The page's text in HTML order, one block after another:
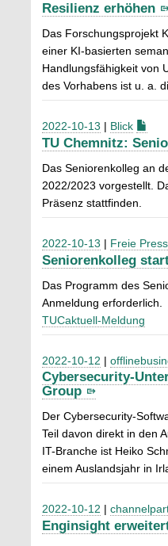
Resilienz erhöhen
Das Forschungsprojekt
einer KI-basierten
Handlungsfähigkeit von
des Vorhabens ist u. a.
2022-10-13 | Blick
TU Chemnitz:
Das Seniorenkolleg an
2022/2023 vorgestellt.
Präsenz stattfinden.
2022-10-13 | Freie
Seniorenkolleg
Das Programm des
Anmeldung erforderlich.
TUCaktuell-Meldung
2022-10-12 |
Cybersecurity-
Group
Der Cybersecurity-
Teil davon direkt in den
IT-Branche ist Heiko
einem Auslandsjahr in
2022-10-12 |
Enginsight